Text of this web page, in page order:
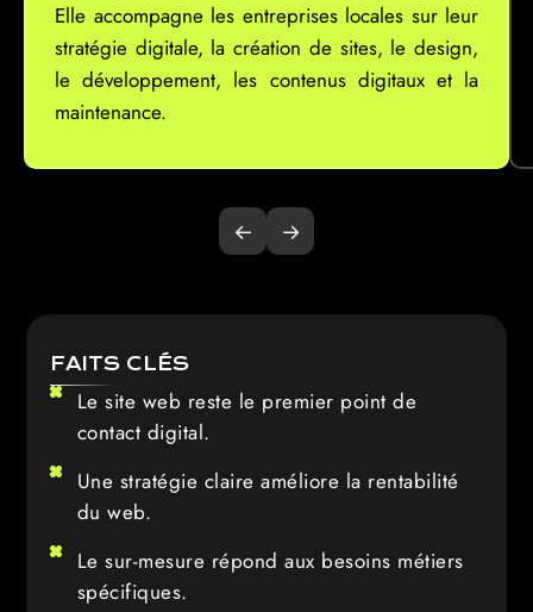
Elle accompagne les entreprises locales sur leur
stratégie digitale, la création de sites, le design,
le développement, les contenus digitaux et la
maintenance.
← →
FAITS CLÉS
Le site web reste le premier point de
contact digital.
Une stratégie claire améliore la rentabilité
du web.
Le sur-mesure répond aux besoins métiers
spécifiques.